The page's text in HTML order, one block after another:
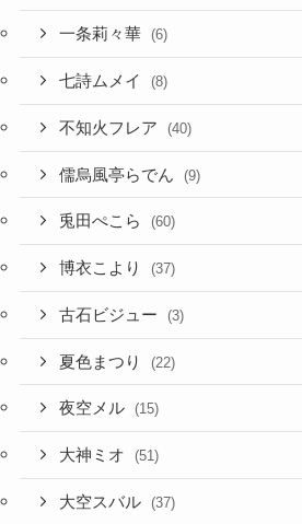
一条莉々華 (6)
七詩ムメイ (8)
不知火フレア (40)
儒烏風亭らでん (9)
兎田ぺこら (60)
博衣こより (37)
古石ビジュー (3)
夏色まつり (22)
夜空メル (15)
大神ミオ (51)
大空スバル (37)